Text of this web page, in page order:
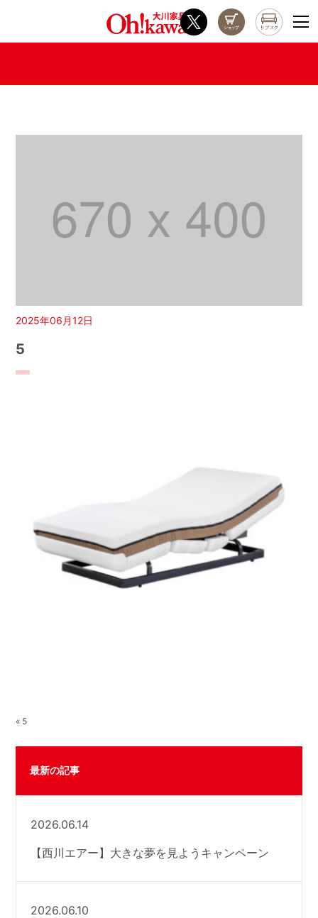
2025年06月12日
5
« 5
最新の記事
2026.06.14
【西川エアー】大きな夢を見ようキャンペーン
2026.06.10